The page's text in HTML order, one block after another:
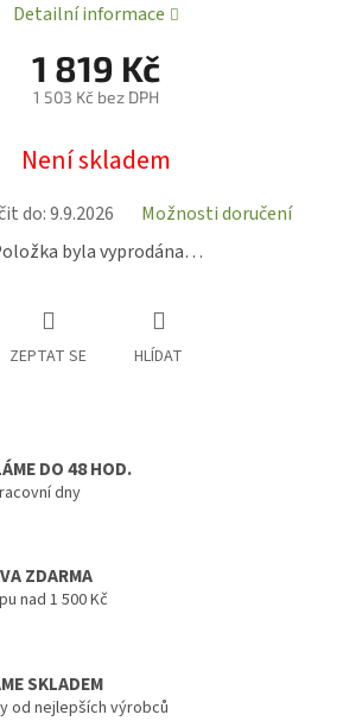
1 819 Kč
1 503 Kč bez DPH
cena:
Není skladem
do:9.9.2026
Možnosti doručení
byla vyprodána…
Detailní informace
ZEPTAT SE HLÍDAT
DO 48 HOD.
dny
ZDARMA
nad 1 500 Kč
SKLADEM
od nejlepších výrobců